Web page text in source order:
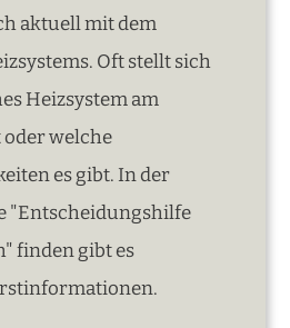
aktuell mit dem
Oft stellt sich
Heizsystem am
oder welche
es gibt. In der
"Entscheidungshilfe
finden gibt es